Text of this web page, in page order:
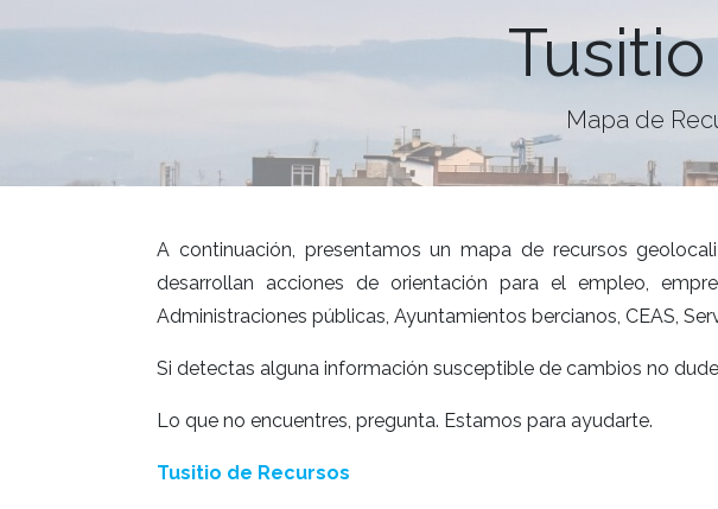
Mapa de
A continuación, presentamos un mapa de recursos
desarrollan acciones de orientación para el empleo,
Administraciones públicas, Ayuntamientos bercianos, CEAS,
Si detectas alguna información susceptible de cambios no
Lo que no encuentres, pregunta. Estamos para ayudarte.
Tusitio de Recursos